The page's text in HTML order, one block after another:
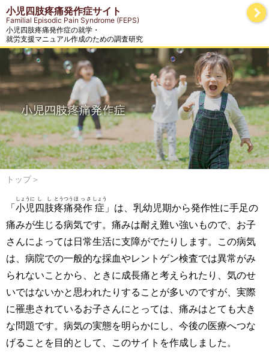
小児四肢疼痛発作症サイト
Familial Episodic Pain Syndrome (FEPS)
小児四肢疼痛発作症の就学・
就労支援マニュアル作成のための調査研究
トップ＞
「小児
しょうに
四肢
しし
疼痛
とうつう
発作
ほっさ
症
しょう
」は、乳幼児期から発作性に手足の
痛みが生じる病気です。痛みは耐え難い強いもので、お子
さんによっては日常生活に支障がでたりします。この病気
は、病院での一般的な採血やレントゲン検査では異常がみ
られないことから、ときに成長痛と考えられたり、気のせ
いではないかと思われたりすることが多いのですが、実際
に罹患されているお子さんにとっては、痛みはとても大き
な問題です。病気の実態を明らかにし、今後の医療へつな
げることを目的として、このサイトを作成しました。